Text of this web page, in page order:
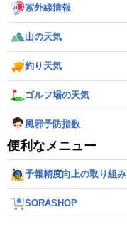
紫外線情報
山の天気
釣り天気
ゴルフ場の天気
風邪予防指数
便利なメニュー
予報精度向上の取り組み
SORASHOP